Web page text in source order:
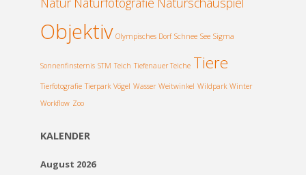
Objektiv Olympisches Dorf Schnee See Sigma
Sonnenfinsternis STM Teich Tiefenauer Teiche Tiere
Tierfotografie Tierpark Vögel Wasser Weitwinkel Wildpark Winter
Workflow Zoo
KALENDER
August 2026